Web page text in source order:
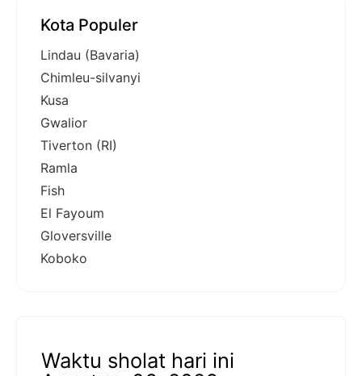
Kota Populer
Lindau (Bavaria)
Chimleu-silvanyi
Kusa
Gwalior
Tiverton (RI)
Ramla
Fish
El Fayoum
Gloversville
Koboko
Waktu sholat hari ini